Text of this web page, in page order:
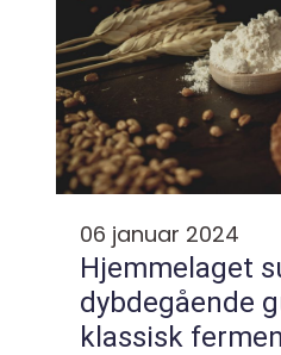
06 januar 2024
Hjemmelaget
dybdegående
klassisk